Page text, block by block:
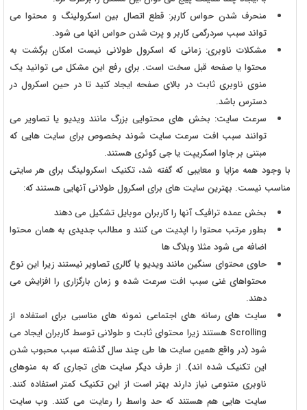
منحرف شدن حواس کاربر: قطع اتصال بین اسکرولینگ و محتوا می
تواند سبب سردرگمی کاربر و پرت شدن حواس انها می شود.
مشکلات ناوبری: زمانی که اسکرول طولانی نیست امکان برگشت به
محتوا یا صفحه قبل سخت است. برای رفع این مشکل می توانید یک
منوی ناوبری ثابت در بالای صفحه ایجاد کنید تا در حین اسکرول در
دسترس باشد.
سرعت سایت: بخش های محتوایی بزرگ مانند ویدیو یا تصاویر می
توانند سبب افت سرعت سایت شوند بخصوص برای سایت هایی که
مبتنی بر جاوا اسکریپت یا جی کوئری هستند.
با وجود همه مزایا و معایبی که گفته شد، تکنیک اسکرولینگ برای هر سایتی
مناسب نیست. بهترین سایت های برای اسکرول طولانی آنهایی هستند که:
بخش عمده ترافیک آنها را کاربران موبایل تشکیل می دهند
بطور مرتب محتوا را اپدیت می کنند و مطالب جدیدی به همان محتوا
اضافه می شود مثلا وبلاگ ها
حاوی محتوای سنگین مانند ویدیو یا گالری تصاویر نیستند زیرا این نوع
محتواهای غنی سبب افت سرعت شده و زمان بارگزاری را افزایش می
دهند.
سایت های رسانه های اجتماعی نمونه های مناسبی برای استفاده از
Scrolling هستند زیرا محتوای ثابت و طولانی توسط کاربران ایجاد می
شود (در واقع همین سایت ها طی چند سال گذشته سبب محبوب شدن
این تکنیک شده اند). از طرف دیگر سایت های تجاری که به منوهای
ناوبری متنوعی نیاز دارند بهتر است از این تکنیک کمتر استفاده کنند.
سایت هایی هم هستند که حد واسط را رعایت می کنند. وب سایت